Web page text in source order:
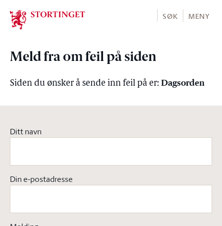
Stortinget.no
SØK MENY
Meld fra om feil på siden
Siden du ønsker å sende inn feil på er: Dagsorden
Ditt navn
Din e-postadresse